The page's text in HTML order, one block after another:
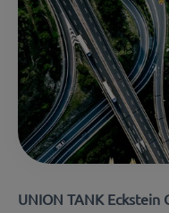
UNION TANK Eckstein